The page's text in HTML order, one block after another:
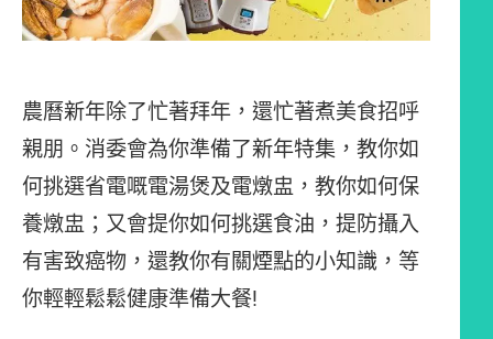
農曆新年除了忙著拜年，還忙著煮美食招呼
親朋。消委會為你準備了新年特集，教你如
何挑選省電嘅電湯煲及電燉盅，教你如何保
養燉盅；又會提你如何挑選食油，提防攝入
有害致癌物，還教你有關煙點的小知識，等
你輕輕鬆鬆健康準備大餐!